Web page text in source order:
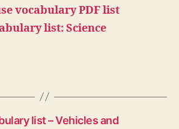
vocabulary PDF list
list: Science
list – Vehicles and